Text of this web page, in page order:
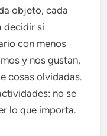
objeto, cada
decidir si
con menos
y nos gustan,
cosas olvidadas.
no se
lo que importa.